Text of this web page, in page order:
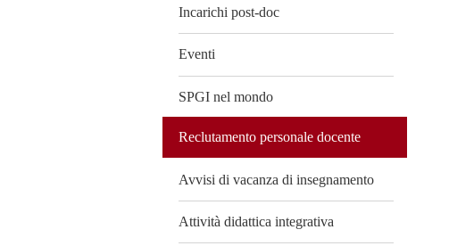
Incarichi post-doc
Eventi
SPGI nel mondo
Reclutamento personale docente
Avvisi di vacanza di insegnamento
Attività didattica integrativa